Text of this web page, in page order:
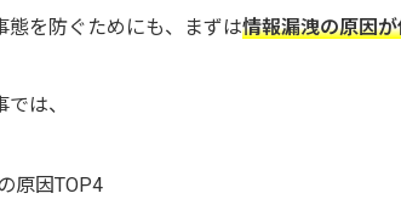
態を防ぐためにも、まずは情報漏洩の原因
は、
原因TOP4